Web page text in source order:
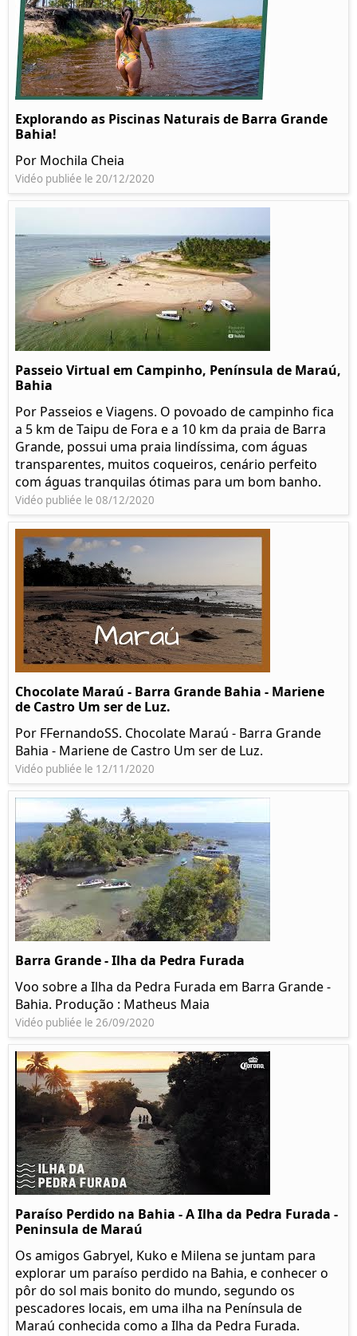
Explorando as Piscinas Naturais de Barra Grande
Bahia!
Por Mochila Cheia
Vidéo publiée le 20/12/2020
Passeio Virtual em Campinho, Península de Maraú,
Bahia
Por Passeios e Viagens. O povoado de campinho fica
a 5 km de Taipu de Fora e a 10 km da praia de Barra
Grande, possui uma praia lindíssima, com águas
transparentes, muitos coqueiros, cenário perfeito
com águas tranquilas ótimas para um bom banho.
Vidéo publiée le 08/12/2020
Chocolate Maraú - Barra Grande Bahia - Mariene
de Castro Um ser de Luz.
Por FFernandoSS. Chocolate Maraú - Barra Grande
Bahia - Mariene de Castro Um ser de Luz.
Vidéo publiée le 12/11/2020
Barra Grande - Ilha da Pedra Furada
Voo sobre a Ilha da Pedra Furada em Barra Grande -
Bahia. Produção : Matheus Maia
Vidéo publiée le 26/09/2020
Paraíso Perdido na Bahia - A Ilha da Pedra Furada -
Peninsula de Maraú
Os amigos Gabryel, Kuko e Milena se juntam para
explorar um paraíso perdido na Bahia, e conhecer o
pôr do sol mais bonito do mundo, segundo os
pescadores locais, em uma ilha na Península de
Maraú conhecida como a Ilha da Pedra Furada.